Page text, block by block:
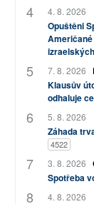
4. 8. 2026
Opuštěni
7. 8. 2026
Klausův
odhaluje
5. 8. 2026
Záhada
4522
3. 8. 2026
Spotřeba
4. 8. 2026